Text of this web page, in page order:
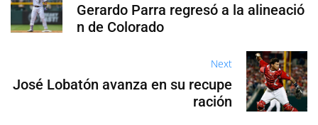
Gerardo Parra regresó a la alineació
n de Colorado
Next
José Lobatón avanza en su recupe
ración